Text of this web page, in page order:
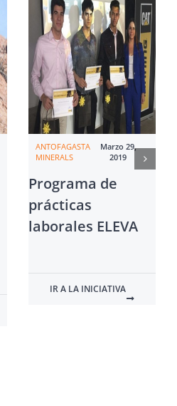
ANTOFAGASTA
MINERALS
Marzo 29,
2019
Programa de
prácticas
laborales ELEVA
IR A LA INICIATIVA